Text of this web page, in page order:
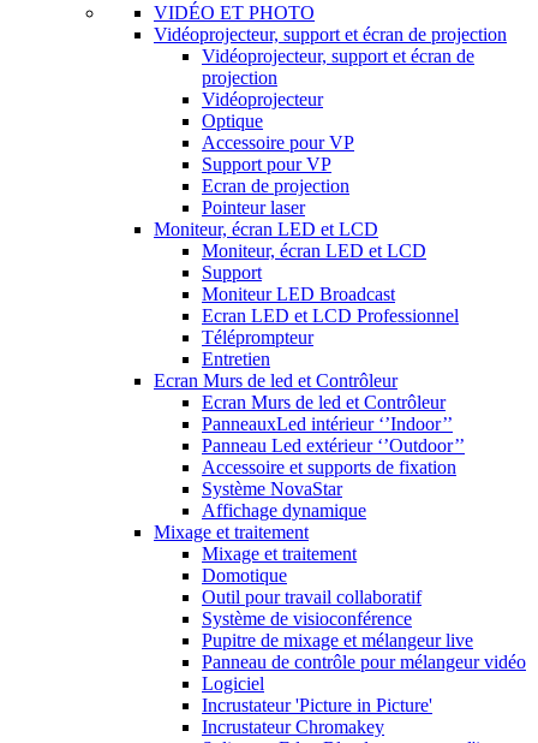
VIDÉO ET PHOTO
Vidéoprojecteur, support et écran de projection
Vidéoprojecteur, support et écran de
projection
Vidéoprojecteur
Optique
Accessoire pour VP
Support pour VP
Ecran de projection
Pointeur laser
Moniteur, écran LED et LCD
Moniteur, écran LED et LCD
Support
Moniteur LED Broadcast
Ecran LED et LCD Professionnel
Téléprompteur
Entretien
Ecran Murs de led et Contrôleur
Ecran Murs de led et Contrôleur
PanneauxLed intérieur ‘’Indoor’’
Panneau Led extérieur ‘’Outdoor’’
Accessoire et supports de fixation
Système NovaStar
Affichage dynamique
Mixage et traitement
Mixage et traitement
Domotique
Outil pour travail collaboratif
Système de visioconférence
Pupitre de mixage et mélangeur live
Panneau de contrôle pour mélangeur vidéo
Logiciel
Incrustateur 'Picture in Picture'
Incrustateur Chromakey